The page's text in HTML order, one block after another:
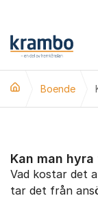
Boende
Kan man
Vad kostar det
tar det från